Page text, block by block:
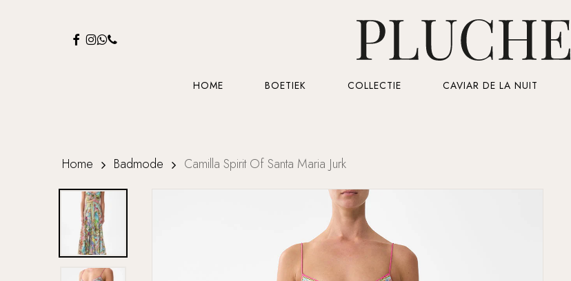
FACEBOOK
INSTAGRAM
WHATSAPP
PHONE
HOME BOETIEK COLLECTIE CAVIAR DE LA NUIT
Cart
Home Badmode Camilla Spirit Of Santa Maria Jurk